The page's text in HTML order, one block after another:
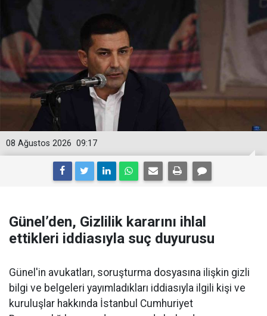
09:17
08 Ağustos 2026
Günel’den, Gizlilik kararını ihlal
ettikleri iddiasıyla suç duyurusu
Günel'in avukatları, soruşturma dosyasına ilişkin gizli
bilgi ve belgeleri yayımladıkları iddiasıyla ilgili kişi ve
kuruluşlar hakkında İstanbul Cumhuriyet